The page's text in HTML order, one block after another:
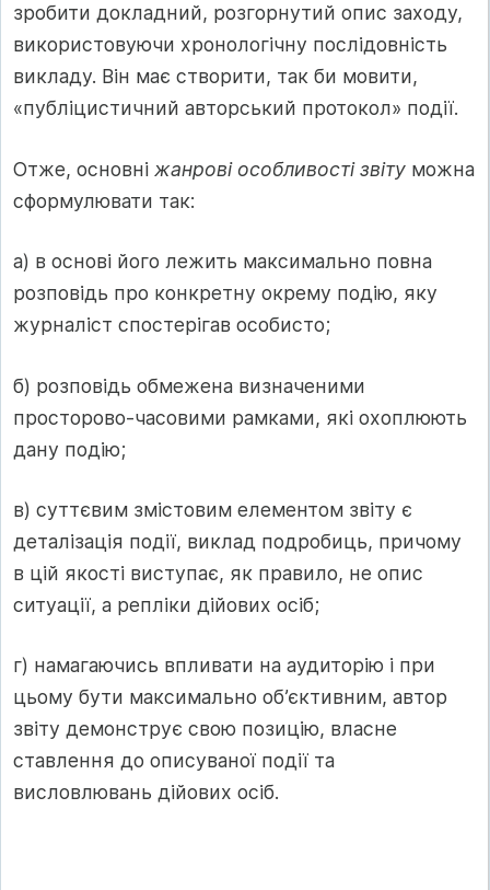
зробити докладний, розгорнутий опис заходу,
використовуючи хронологічну послідовність
викладу. Він має створити, так би мовити,
«публіцистичний авторський протокол» події.
Отже, основні жанрові особливості звіту можна
сформулювати так:
а) в основі його лежить максимально повна
розповідь про конкретну окрему подію, яку
журналіст спостерігав особисто;
б) розповідь обмежена визначеними
просторово-часовими рамками, які охоплюють
дану подію;
в) суттєвим змістовим елементом звіту є
деталізація події, виклад подробиць, причому
в цій якості виступає, як правило, не опис
ситуації, а репліки дійових осіб;
г) намагаючись впливати на аудиторію і при
цьому бути максимально об’єктивним, автор
звіту демонструє свою позицію, власне
ставлення до описуваної події та
висловлювань дійових осіб.